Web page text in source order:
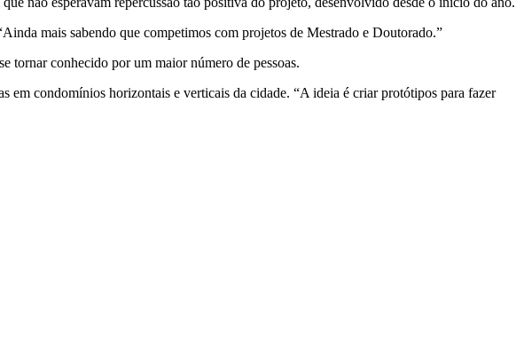
mais sabendo que competimos com projetos de Mestrado e Doutorado.”
tornar conhecido por um maior número de pessoas.
em condomínios horizontais e verticais da cidade. “A ideia é criar protótipos para fazer